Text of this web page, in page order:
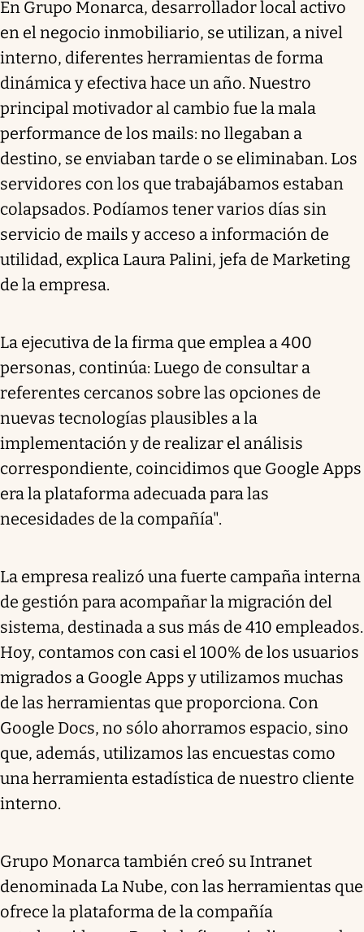
En Grupo Monarca, desarrollador local activo
en el negocio inmobiliario, se utilizan, a nivel
interno, diferentes herramientas de forma
dinámica y efectiva hace un año. Nuestro
principal motivador al cambio fue la mala
performance de los mails: no llegaban a
destino, se enviaban tarde o se eliminaban. Los
servidores con los que trabajábamos estaban
colapsados. Podíamos tener varios días sin
servicio de mails y acceso a información de
utilidad, explica Laura Palini, jefa de Marketing
de la empresa.
La ejecutiva de la firma que emplea a 400
personas, continúa: Luego de consultar a
referentes cercanos sobre las opciones de
nuevas tecnologías plausibles a la
implementación y de realizar el análisis
correspondiente, coincidimos que Google Apps
era la plataforma adecuada para las
necesidades de la compañía".
La empresa realizó una fuerte campaña interna
de gestión para acompañar la migración del
sistema, destinada a sus más de 410 empleados.
Hoy, contamos con casi el 100% de los usuarios
migrados a Google Apps y utilizamos muchas
de las herramientas que proporciona. Con
Google Docs, no sólo ahorramos espacio, sino
que, además, utilizamos las encuestas como
una herramienta estadística de nuestro cliente
interno.
Grupo Monarca también creó su Intranet
denominada La Nube, con las herramientas que
ofrece la plataforma de la compañía